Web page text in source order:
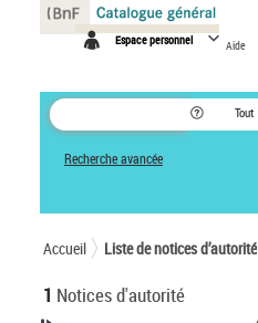
Espace personnel Aide
Tout
Recherche avancée
Accueil Liste de notices d’autorité
1 Notices d'autorité
Panneau de gestion des cookies